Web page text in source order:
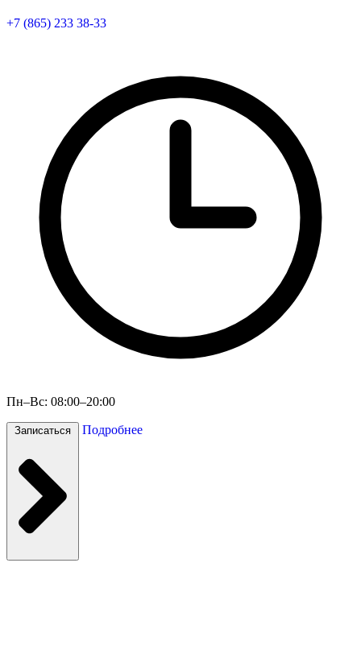
+7 (865) 233 38-33
Пн–Вс: 08:00–20:00
Записаться Подробнее